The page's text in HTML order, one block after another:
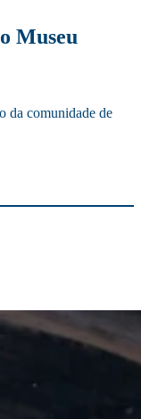
Museu
da comunidade de